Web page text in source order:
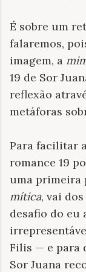
É sobre um
falaremos,
imagem, a
19 de Sor
reflexão
metáforas
Para facilitar
romance 19
uma primeira
mítica, vai
desafio do eu
Filis — e para
Sor Juana